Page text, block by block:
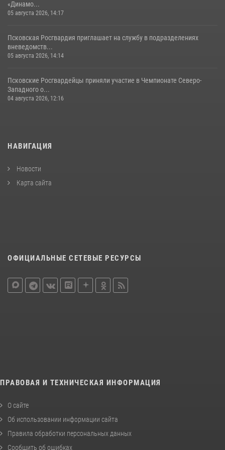
«Динамо...
05 августа 2026, 14:17
Псковская Росгвардия приглашает на службу в подразделениях
вневедомств...
05 августа 2026, 14:14
Псковские Росгвардейцы приняли участие в Чемпионате Северо-
Западного о...
04 августа 2026, 12:16
НАВИГАЦИЯ
Новости
Карта сайта
ОФИЦИАЛЬНЫЕ СЕТЕВЫЕ РЕСУРСЫ
ПРАВОВАЯ И ТЕХНИЧЕСКАЯ ИНФОРМАЦИЯ
О сайте
Об использовании информации сайта
Правила обработки персональных данных
Сообщить об ошибках